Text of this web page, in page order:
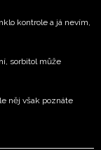
kontrole a já nevím,
sorbitol může
něj však poznáte